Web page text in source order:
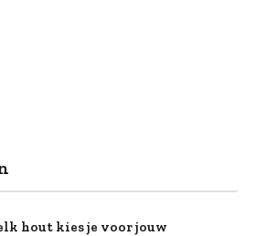
hout kies je voor jouw